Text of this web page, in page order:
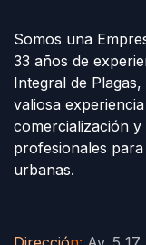
Somos una
33 años de
Integral de
valiosa
comercialización
profesionales
urbanas.